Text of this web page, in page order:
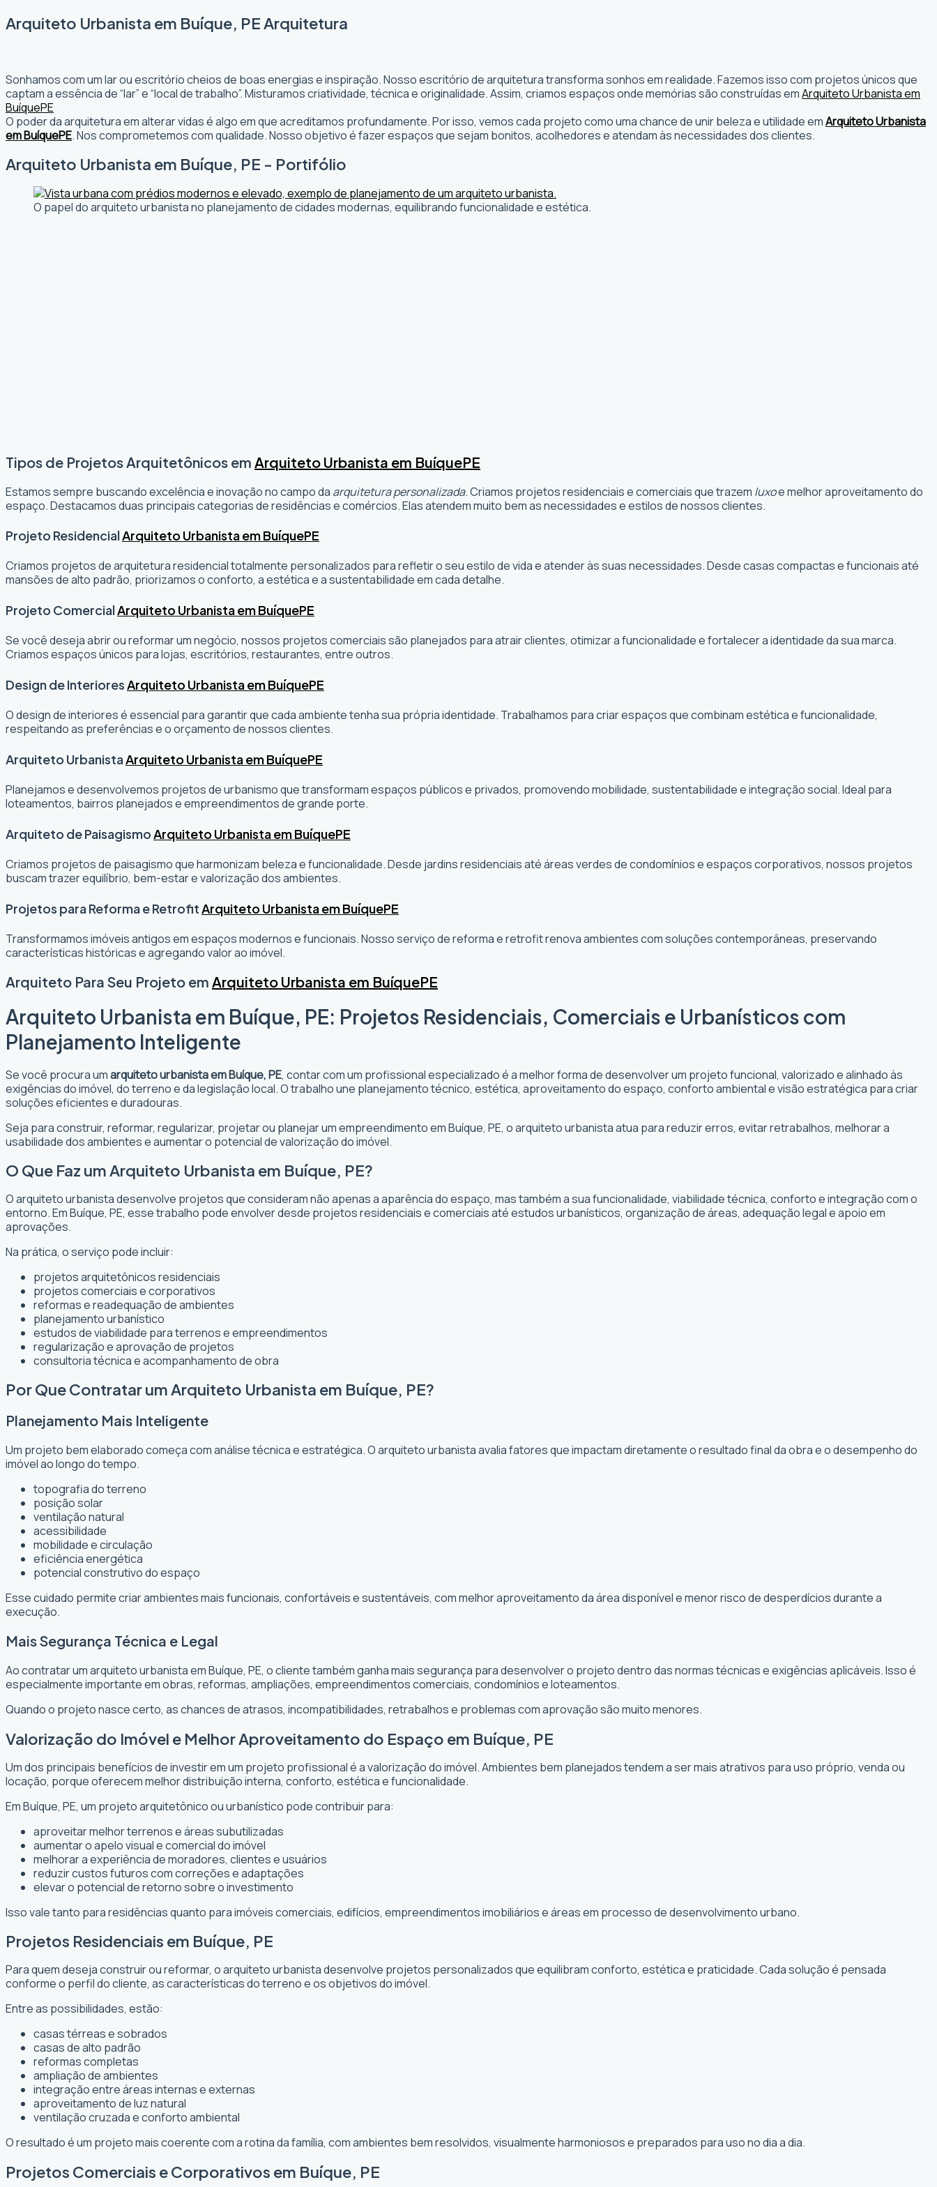
Arquiteto Urbanista em Buíque, PE Arquitetura
Sonhamos com um lar ou escritório cheios de boas energias e inspiração. Nosso escritório de arquitetura transforma sonhos em realidade. Fazemos isso com projetos únicos que
captam a essência de “lar” e “local de trabalho”. Misturamos criatividade, técnica e originalidade. Assim, criamos espaços onde memórias são construídas emArquiteto Urbanista em
BuíquePE
O poder da arquitetura em alterar vidas é algo em que acreditamos profundamente. Por isso, vemos cada projeto como uma chance de unir beleza e utilidade emArquiteto Urbanista
em BuíquePE. Nos comprometemos com qualidade. Nosso objetivo é fazer espaços que sejam bonitos, acolhedores e atendam às necessidades dos clientes.
Arquiteto Urbanista em Buíque, PE - Portifólio
O papel do arquiteto urbanista no planejamento de cidades modernas, equilibrando funcionalidade e estética.
Tipos de Projetos Arquitetônicos em Arquiteto Urbanista em BuíquePE
Estamos sempre buscando excelência e inovação no campo da arquitetura personalizada. Criamos projetos residenciais e comerciais que trazem luxoe melhor aproveitamento do
espaço. Destacamos duas principais categorias de residências e comércios. Elas atendem muito bem as necessidades e estilos de nossos clientes.
Projeto ResidencialArquiteto Urbanista em BuíquePE
Criamos projetos de arquitetura residencial totalmente personalizados para refletir o seu estilo de vida e atender às suas necessidades. Desde casas compactas e funcionais até
mansões de alto padrão, priorizamos o conforto, a estética e a sustentabilidade em cada detalhe.
Projeto ComercialArquiteto Urbanista em BuíquePE
Se você deseja abrir ou reformar um negócio, nossos projetos comerciais são planejados para atrair clientes, otimizar a funcionalidade e fortalecer a identidade da sua marca.
Criamos espaços únicos para lojas, escritórios, restaurantes, entre outros.
Design de InterioresArquiteto Urbanista em BuíquePE
O design de interiores é essencial para garantir que cada ambiente tenha sua própria identidade. Trabalhamos para criar espaços que combinam estética e funcionalidade,
respeitando as preferências e o orçamento de nossos clientes.
Arquiteto UrbanistaArquiteto Urbanista em BuíquePE
Planejamos e desenvolvemos projetos de urbanismo que transformam espaços públicos e privados, promovendo mobilidade, sustentabilidade e integração social. Ideal para
loteamentos, bairros planejados e empreendimentos de grande porte.
Arquiteto de PaisagismoArquiteto Urbanista em BuíquePE
Criamos projetos de paisagismo que harmonizam beleza e funcionalidade. Desde jardins residenciais até áreas verdes de condomínios e espaços corporativos, nossos projetos
buscam trazer equilíbrio, bem-estar e valorização dos ambientes.
Projetos para Reforma e RetrofitArquiteto Urbanista em BuíquePE
Transformamos imóveis antigos em espaços modernos e funcionais. Nosso serviço de reforma e retrofit renova ambientes com soluções contemporâneas, preservando
características históricas e agregando valor ao imóvel.
Arquiteto Para Seu Projeto em Arquiteto Urbanista em BuíquePE
Arquiteto Urbanista em Buíque, PE: Projetos Residenciais, Comerciais e Urbanísticos com
Planejamento Inteligente
Se você procura umarquiteto urbanista em Buíque, PE, contar com um profissional especializado é a melhor forma de desenvolver um projeto funcional, valorizado e alinhado às
exigências do imóvel, do terreno e da legislação local. O trabalho une planejamento técnico, estética, aproveitamento do espaço, conforto ambiental e visão estratégica para criar
soluções eficientes e duradouras.
Seja para construir, reformar, regularizar, projetar ou planejar um empreendimento em Buíque, PE, o arquiteto urbanista atua para reduzir erros, evitar retrabalhos, melhorar a
usabilidade dos ambientes e aumentar o potencial de valorização do imóvel.
O Que Faz um Arquiteto Urbanista em Buíque, PE?
O arquiteto urbanista desenvolve projetos que consideram não apenas a aparência do espaço, mas também a sua funcionalidade, viabilidade técnica, conforto e integração com o
entorno. Em Buíque, PE, esse trabalho pode envolver desde projetos residenciais e comerciais até estudos urbanísticos, organização de áreas, adequação legal e apoio em
aprovações.
Na prática, o serviço pode incluir:
projetos arquitetônicos residenciais
projetos comerciais e corporativos
reformas e readequação de ambientes
planejamento urbanístico
estudos de viabilidade para terrenos e empreendimentos
regularização e aprovação de projetos
consultoria técnica e acompanhamento de obra
Por Que Contratar um Arquiteto Urbanista em Buíque, PE?
Planejamento Mais Inteligente
Um projeto bem elaborado começa com análise técnica e estratégica. O arquiteto urbanista avalia fatores que impactam diretamente o resultado final da obra e o desempenho do
imóvel ao longo do tempo.
topografia do terreno
posição solar
ventilação natural
acessibilidade
mobilidade e circulação
eficiência energética
potencial construtivo do espaço
Esse cuidado permite criar ambientes mais funcionais, confortáveis e sustentáveis, com melhor aproveitamento da área disponível e menor risco de desperdícios durante a
execução.
Mais Segurança Técnica e Legal
Ao contratar um arquiteto urbanista em Buíque, PE, o cliente também ganha mais segurança para desenvolver o projeto dentro das normas técnicas e exigências aplicáveis. Isso é
especialmente importante em obras, reformas, ampliações, empreendimentos comerciais, condomínios e loteamentos.
Quando o projeto nasce certo, as chances de atrasos, incompatibilidades, retrabalhos e problemas com aprovação são muito menores.
Valorização do Imóvel e Melhor Aproveitamento do Espaço em Buíque, PE
Um dos principais benefícios de investir em um projeto profissional é a valorização do imóvel. Ambientes bem planejados tendem a ser mais atrativos para uso próprio, venda ou
locação, porque oferecem melhor distribuição interna, conforto, estética e funcionalidade.
Em Buíque, PE, um projeto arquitetônico ou urbanístico pode contribuir para:
aproveitar melhor terrenos e áreas subutilizadas
aumentar o apelo visual e comercial do imóvel
melhorar a experiência de moradores, clientes e usuários
reduzir custos futuros com correções e adaptações
elevar o potencial de retorno sobre o investimento
Isso vale tanto para residências quanto para imóveis comerciais, edifícios, empreendimentos imobiliários e áreas em processo de desenvolvimento urbano.
Projetos Residenciais em Buíque, PE
Para quem deseja construir ou reformar, o arquiteto urbanista desenvolve projetos personalizados que equilibram conforto, estética e praticidade. Cada solução é pensada
conforme o perfil do cliente, as características do terreno e os objetivos do imóvel.
Entre as possibilidades, estão:
casas térreas e sobrados
casas de alto padrão
reformas completas
ampliação de ambientes
integração entre áreas internas e externas
aproveitamento de luz natural
ventilação cruzada e conforto ambiental
O resultado é um projeto mais coerente com a rotina da família, com ambientes bem resolvidos, visualmente harmoniosos e preparados para uso no dia a dia.
Projetos Comerciais e Corporativos em Buíque, PE